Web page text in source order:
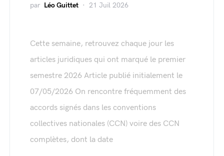
par Léo Guittet 21 Juil 2026
Cette semaine, retrouvez chaque jour les
articles juridiques qui ont marqué le premier
semestre 2026 Article publié initialement le
07/05/2026 On rencontre fréquemment des
accords signés dans les conventions
collectives nationales (CCN) voire des CCN
complètes, dont la date